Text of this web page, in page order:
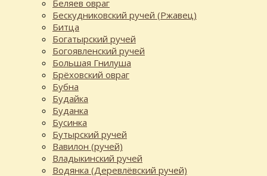
Беляев овраг
Бескудниковский ручей (Ржавец)
Битца
Богатырский ручей
Богоявленский ручей
Большая Гнилуша
Брёховский овраг
Бубна
Будайка
Буданка
Бусинка
Бутырский ручей
Вавилон (ручей)
Владыкинский ручей
Водянка (Деревлёвский ручей)